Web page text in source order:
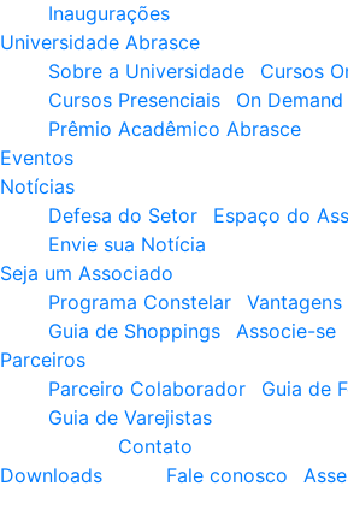
Inaugurações
Universidade Abrasce
Sobre a Universidade
Cursos
Cursos Presenciais
On Demand
Prêmio Acadêmico Abrasce
Eventos
Notícias
Defesa do Setor
Espaço do
Envie sua Notícia
Seja um Associado
Programa Constelar
Vantagens
Guia de Shoppings
Associe-se
Parceiros
Parceiro Colaborador
Guia de
Guia de Varejistas
Downloads
Contato
Fale conosco